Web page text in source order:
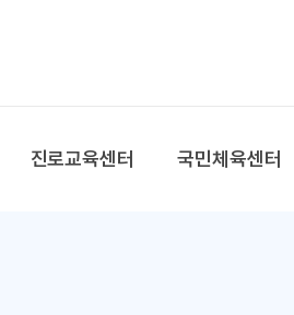
진로교육센터 국민체육센터